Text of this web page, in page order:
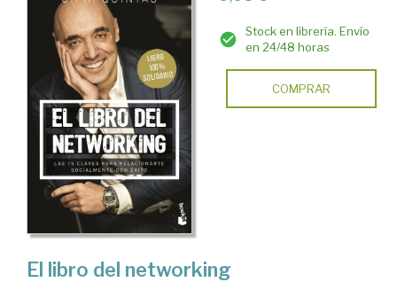
Stock en librería. Envío
en 24/48 horas
COMPRAR
El libro del networking